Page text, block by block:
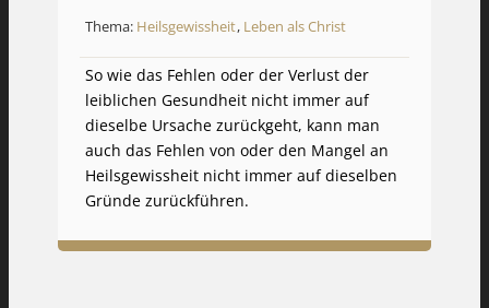
Thema: Heilsgewissheit, Leben als Christ
So wie das Fehlen oder der Verlust der
leiblichen Gesundheit nicht immer auf
dieselbe Ursache zurückgeht, kann man
auch das Fehlen von oder den Mangel an
Heilsgewissheit nicht immer auf dieselben
Gründe zurückführen.